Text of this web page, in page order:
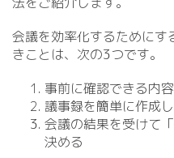
会議を効率化するためにす
きことは、次の3つです。
事前に確認できる内
議事録を簡単に作成
会議の結果を受けて
決める